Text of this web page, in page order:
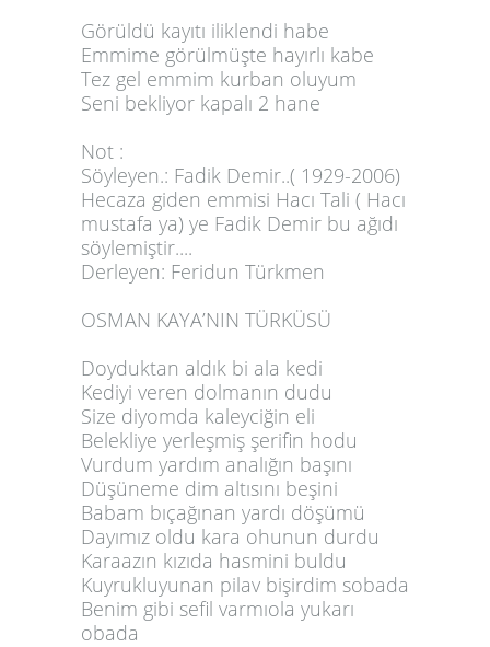
Görüldü kayıtı iliklendi habe
Emmime görülmüşte hayırlı kabe
Tez gel emmim kurban oluyum
Seni bekliyor kapalı 2 hane
Not :
Söyleyen.: Fadik Demir..( 1929-2006)
Hecaza giden emmisi Hacı Tali ( Hacı
mustafa ya) ye Fadik Demir bu ağıdı
söylemiştir....
Derleyen: Feridun Türkmen
OSMAN KAYA’NIN TÜRKÜSÜ
Doyduktan aldık bi ala kedi
Kediyi veren dolmanın dudu
Size diyomda kaleyciğin eli
Belekliye yerleşmiş şerifin hodu
Vurdum yardım analığın başını
Düşüneme dim altısını beşini
Babam bıçağınan yardı döşümü
Dayımız oldu kara ohunun durdu
Karaazın kızıda hasmini buldu
Kuyrukluyunan pilav bişirdim sobada
Benim gibi sefil varmıola yukarı
obada